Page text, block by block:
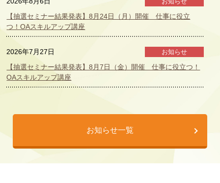
【抽選セミナー結果発表】8月24日（月）開催 仕事に役立
つ！OAスキルアップ講座
2026年7月27日 お知らせ
【抽選セミナー結果発表】8月7日（金）開催 仕事に役立つ！
OAスキルアップ講座
女性デジタル人材育成・就労支援プログラム参加者募集
お知らせ一覧